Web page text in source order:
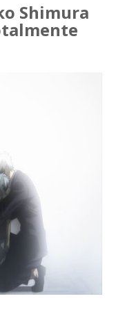
Shimura